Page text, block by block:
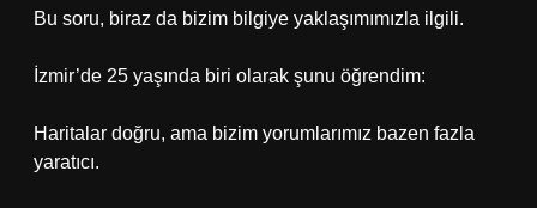
Bu soru, biraz da bizim bilgiye yaklaşımımızla ilgili.
İzmir’de 25 yaşında biri olarak şunu öğrendim:
Haritalar doğru, ama bizim yorumlarımız bazen fazla
yaratıcı.